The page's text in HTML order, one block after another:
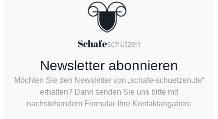
Newsletter abonnieren
Möchten Sie den Newsletter von „schafe-schuetzen.de“
erhalten? Dann senden Sie uns bitte mit
nachstehendem Formular Ihre Kontaktangaben: